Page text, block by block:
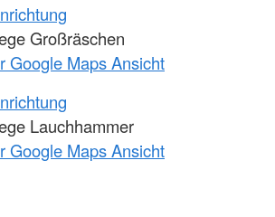
Großräschen
Google Maps Ansicht
Lauchhammer
Google Maps Ansicht